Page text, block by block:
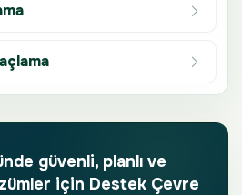
güvenli, planlı ve
için Destek Çevre